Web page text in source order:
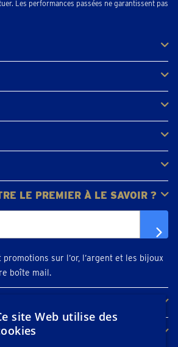
Les performances passées ne garantissent pas
LE PREMIER À LE SAVOIR ?
sur l’or, l’argent et les bijoux
boîte mail.
voussite Web utilise des